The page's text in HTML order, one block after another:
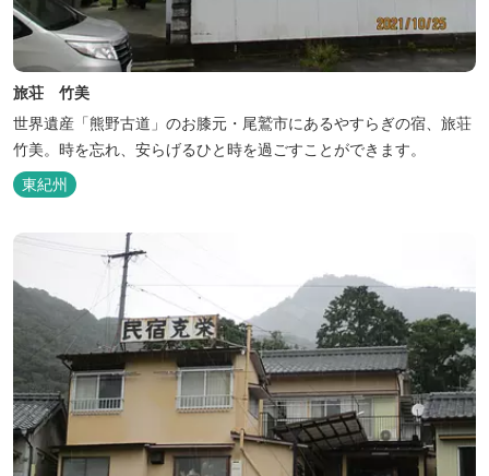
旅荘 竹美
世界遺産「熊野古道」のお膝元・尾鷲市にあるやすらぎの宿、旅荘
竹美。時を忘れ、安らげるひと時を過ごすことができます。
東紀州